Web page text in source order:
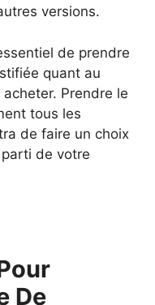
versions.
de prendre
quant au
Prendre le
tous les
de faire un choix
de votre
De